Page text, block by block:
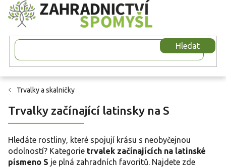
Přejít
na
obsah
Hledat
Trvalky a skalničky
Trvalky začínající latinsky na S
Hledáte rostliny, které spojují krásu s neobyčejnou
odolností? Kategorie trvalek začínajících na latinské
písmeno S je plná zahradních favoritů. Najdete zde